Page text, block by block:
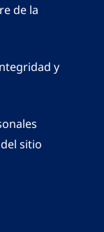
de la
y
sitio